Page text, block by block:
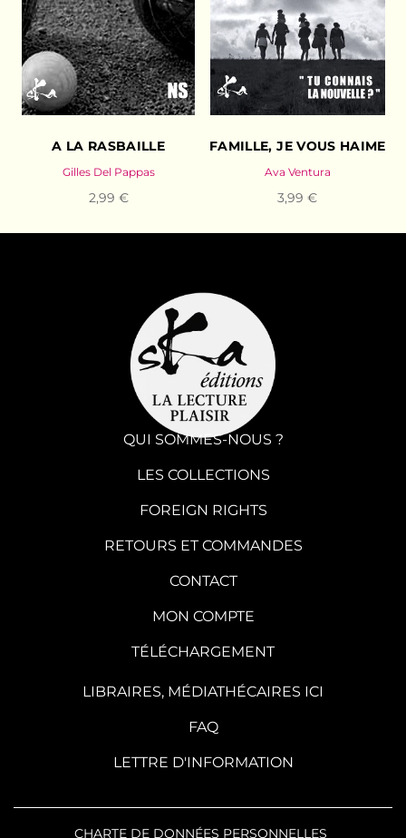
A LA RASBAILLE
Gilles Del Pappas
2,99 €
FAMILLE, JE VOUS HAIME
Ava Ventura
3,99 €
QUI SOMMES-NOUS ?
LES COLLECTIONS
FOREIGN RIGHTS
RETOURS ET COMMANDES
CONTACT
MON COMPTE
TÉLÉCHARGEMENT
LIBRAIRES, MÉDIATHÉCAIRES ICI
FAQ
LETTRE D'INFORMATION
CHARTE DE DONNÉES PERSONNELLES